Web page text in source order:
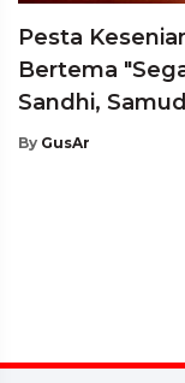
Pesta
Bertema
Sandhi,
By GusAr